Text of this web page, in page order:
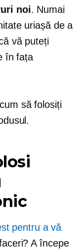
noi. Numai
uriașă de a
vă puteți
în fața
să folosiți
pentru a vă
A începe